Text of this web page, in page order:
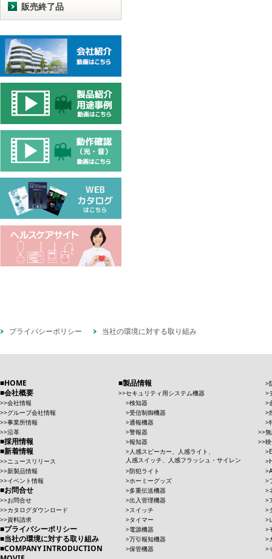
販売終了品
プライバシーポリシー 当社の環境に対する取り組み
HOME
会社概要
会社情報
グループ会社情報
事業所情報
沿革
採用情報
新着情報
ニュースリリース
新製品情報
イベント情報
お問合せ
お問合せ
カタログダウンロード
資料請求
プライバシーポリシー
当社の環境に対する取り組み
COMPANY INTRODUCTION
製品情報
セキュリティ用システム機器
検知器
受信制御機器
通報機器
警報器
報知器
人感スピーカー、人感ライト、
人感スイッチ、人感フラッシュ・サイレン
防犯ライト
ホーミーグッズ
多重伝送機器
出入管理機器
スイッチ
タイマー
電源機器
万引報知機器
保管機器